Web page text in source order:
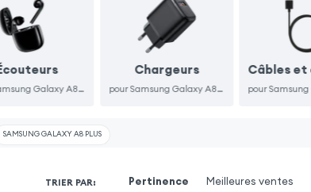
pour Samsung Galaxy A8 2018
Chargeurs
pour Samsung Galaxy A8 2018
SAMSUNG GALAXY A8 PLUS
TRIER PAR: Pertinence Meilleures ventes